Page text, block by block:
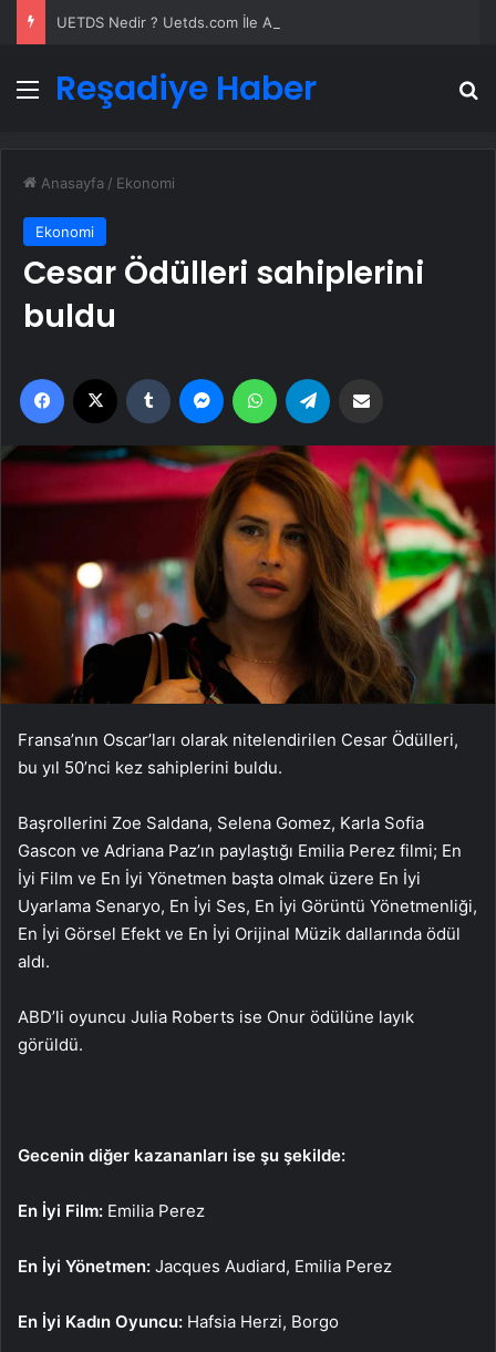
Menü
Reşadiye Haber
Anasayfa / Ekonomi
Ekonomi
Cesar Ödülleri sahiplerini
buldu
Facebook Tumblr MessengerWhatsApp
Fransa’nın Oscar’ları olarak nitelendirilen Cesar Ödülleri,
bu yıl 50’nci kez sahiplerini buldu.
Başrollerini Zoe Saldana, Selena Gomez, Karla Sofia
Gascon ve Adriana Paz’ın paylaştığı Emilia Perez filmi; En
İyi Film ve En İyi Yönetmen başta olmak üzere En İyi
Uyarlama Senaryo, En İyi Ses, En İyi Görüntü Yönetmenliği,
En İyi Görsel Efekt ve En İyi Orijinal Müzik dallarında ödül
aldı.
ABD’li oyuncu Julia Roberts ise Onur ödülüne layık
görüldü.
Gecenin diğer kazananları ise şu şekilde:
En İyi Film: Emilia Perez
En İyi Yönetmen: Jacques Audiard, Emilia Perez
En İyi Kadın Oyuncu: Hafsia Herzi, Borgo